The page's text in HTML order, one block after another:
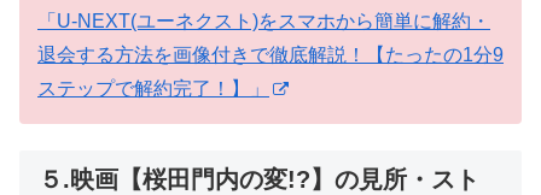
「U-NEXT(ユーネクスト)をスマホから簡単に解約・
退会する方法を画像付きで徹底解説！【たったの1分9
ステップで解約完了！】」
５.映画【桜田門内の変!?】の見所・スト